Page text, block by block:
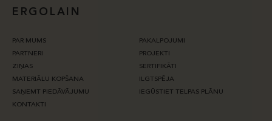
ERGOLAIN
PAR MUMS
PAKALPOJUMI
PARTNERI
PROJEKTI
ZIŅAS
SERTIFIKĀTI
MATERIĀLU KOPŠANA
ILGTSPĒJA
SAŅEMT PIEDĀVĀJUMU
IEGŪSTIET TELPAS PLĀNU
KONTAKTI